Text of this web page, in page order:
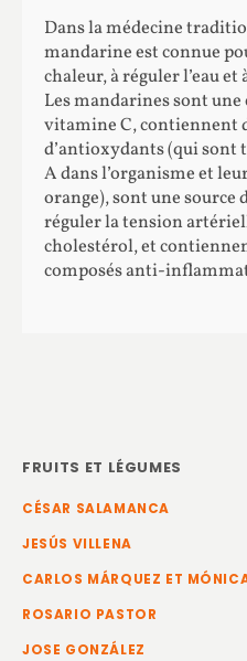
Dans la médecine
mandarine est connue
chaleur, à réguler l’eau
Les mandarines sont
vitamine C, contiennent
d’antioxydants (qui
A dans l’organisme et
orange), sont une source
réguler la tension
cholestérol, et
composés anti-
FRUITS ET LÉGUMES
CÉSAR SALAMANCA
JESÚS VILLENA
CARLOS MÁRQUEZ ET
ROSARIO PASTOR
JOSE GONZÁLEZ